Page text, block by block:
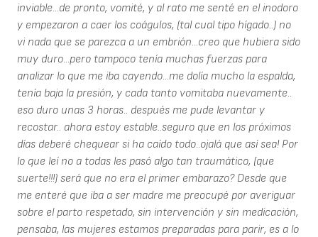
inviable...de pronto, vomité, y al rato me senté en el inodoro
y empezaron a caer los coágulos, (tal cual tipo hígado..) no
vi nada que se parezca a un embrión...creo que hubiera sido
muy duro...pero tampoco tenía muchas fuerzas para
analizar lo que me iba cayendo...me dolía mucho la espalda,
tenía baja la presión, y cada tanto vomitaba nuevamente..
eso duro unas 3 horas.. después me pude levantar y
recostar.. ahora estoy estable..seguro que en los próximos
días deberé chequear si ha caído todo..ojalá que así sea! Por
lo que leí no a todas les pasó algo tan traumático, (que
suerte!!!) será que no era el primer embarazo? Desde que
me enteré que iba a ser madre me preocupé por averiguar
sobre el parto respetado, sin intervención y sin medicación,
pensaba, las mujeres estamos preparadas para parir, es a lo